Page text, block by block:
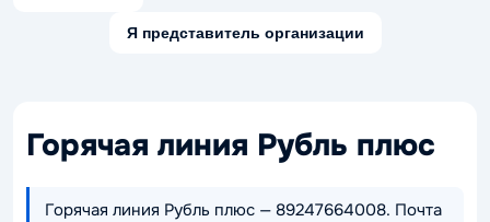
Я представитель организации
Горячая линия Рубль плюс
Горячая линия Рубль плюс — 89247664008. Почта